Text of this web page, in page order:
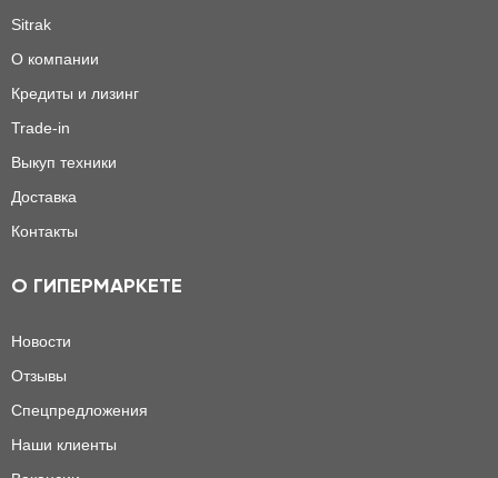
Sitrak
О компании
Кредиты и лизинг
Trade-in
Выкуп техники
Доставка
Контакты
О ГИПЕРМАРКЕТЕ
Новости
Отзывы
Спецпредложения
Наши клиенты